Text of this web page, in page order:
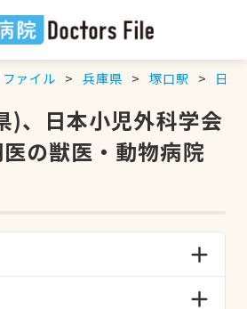
ァイル 兵庫県 塚口駅 日本
)、日本小児外科学会
の獣医・動物病院